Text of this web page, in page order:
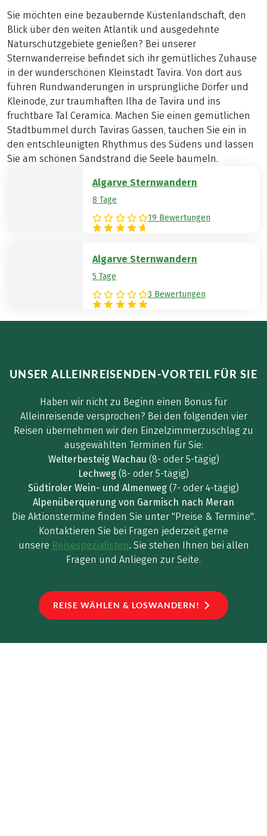
Sie möchten eine bezaubernde Küstenlandschaft, den
Blick über den weiten Atlantik und ausgedehnte
Naturschutzgebiete genießen? Bei unserer
Sternwanderreise befindet sich ihr gemütliches Zuhause
in der wunderschönen Kleinstadt Tavira. Von dort aus
führen Rundwanderungen in ursprüngliche Dörfer und
Kleinode, zur traumhaften Ilha de Tavira und ins
fruchtbare Tal Ceramica. Machen Sie einen gemütlichen
Stadtbummel durch Taviras Gassen, tauchen Sie ein in
den entschleunigten Rhythmus des Südens und lassen
Sie am schönen Sandstrand die Seele baumeln.
Algarve Sternwandern
8 Tage
19 Bewertungen
Algarve Sternwandern
5 Tage
3 Bewertungen
UNSER ALLEINREISENDEN-VORTEIL FÜR SIE
Haben wir nicht zu Beginn einen Bonus für
Alleinreisende versprochen? Bei den folgenden vier
Reisen übernehmen wir den Einzelzimmerzuschlag zu
ausgewählten Terminen für Sie:
Welterbesteig Wachau (8- oder 5-tägig)
Lechweg (8- oder 5-tägig)
Südtiroler Wein- und Almenweg (7- oder 4-tägig)
Alpenüberquerung von Garmisch nach Meran
Die Aktionstermine finden Sie unter "Preise & Termine".
Kontaktieren Sie bei Fragen jederzeit gerne
unsere Reisespezialisten. Sie stehen Ihnen bei allen
Fragen und Anliegen zur Seite.
REISE WÄHLEN & LOSWANDERN!